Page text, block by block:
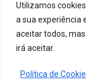
Utilizamos
a sua experiência
aceitar todos,
irá aceitar.
Política de
Av. Fernando
Grande /